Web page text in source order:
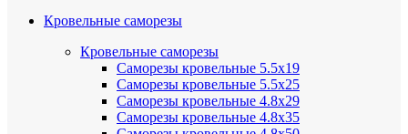
Кровельные саморезы
Кровельные саморезы
Саморезы кровельные 5.5х19
Саморезы кровельные 5.5х25
Саморезы кровельные 4.8х29
Саморезы кровельные 4.8х35